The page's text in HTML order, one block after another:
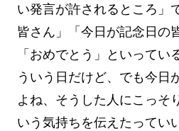
い発言が許されるところ」
皆さん」「今日が記念日の
「おめでとう」といってい
ういう日だけど、でも今日
よね、そうした人にこっそ
いう気持ちを伝えたって